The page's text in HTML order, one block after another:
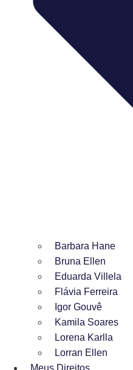
Barbara Hane
Bruna Ellen
Eduarda Villela
Flávia Ferreira
Igor Gouvê
Kamila Soares
Lorena Karlla
Lorran Ellen